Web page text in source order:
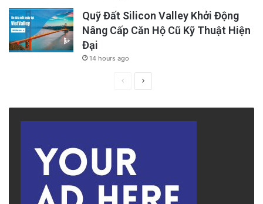
Quỹ Đất Silicon Valley Khởi Động
Nâng Cấp Căn Hộ Cũ Kỹ Thuật Hiện
Đại
14 hours ago
PreviousNext